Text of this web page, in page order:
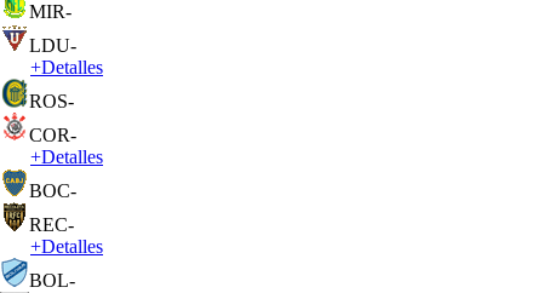
MIR-
LDU-
+Detalles
ROS-
COR-
+Detalles
BOC-
REC-
+Detalles
BOL-